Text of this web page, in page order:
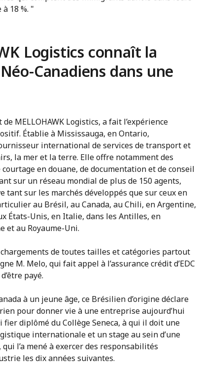
18 %. "
Logistics connaît la
Canadiens dans une
de MELLOHAWK Logistics, a fait l’expérience
Établie à Mississauga, en Ontario,
international de services de transport et
la mer et la terre. Elle offre notamment des
en douane, de documentation et de conseil
sur un réseau mondial de plus de 150 agents,
tant sur les marchés développés que sur ceux en
au Brésil, au Canada, au Chili, en Argentine,
États-Unis, en Italie, dans les Antilles, en
et au Royaume-Uni.
de toutes tailles et catégories partout
M. Melo, qui fait appel à l’assurance crédit d’EDC
payé.
à un jeune âge, ce Brésilien d’origine déclare
pour donner vie à une entreprise aujourd’hui
diplômé du Collège Seneca, à qui il doit une
internationale et un stage au sein d’une
l’a mené à exercer des responsabilités
les dix années suivantes.